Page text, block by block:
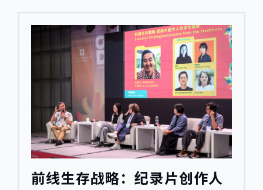
前线生存战略：纪录片创作人